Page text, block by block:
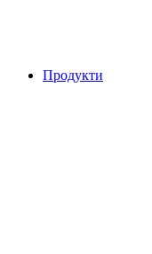
Продукти